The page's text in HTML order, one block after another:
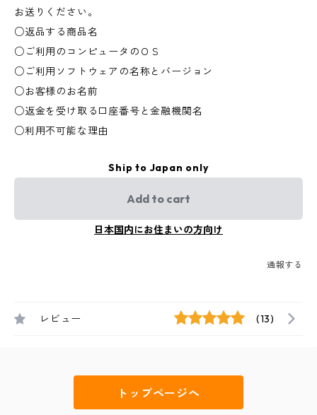
お送りください。
○返品する商品名
○ご利用のコンピュータのＯＳ
○ご利用ソフトウェアの名称とバージョン
○お客様のお名前
○返金を受け取る口座番号と金融機関名
○利用不可能な理由
Ship to Japan only
Add to cart
日本国内にお住まいの方向け
通報する
レビュー (13)
トップページへ